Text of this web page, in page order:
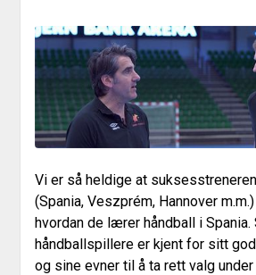
Vi er så heldige at
(Spania, Veszprém, Hannover
hvordan de lærer håndball i Spania.
håndballspillere er kjent for sitt
og sine evner til å ta rett valg